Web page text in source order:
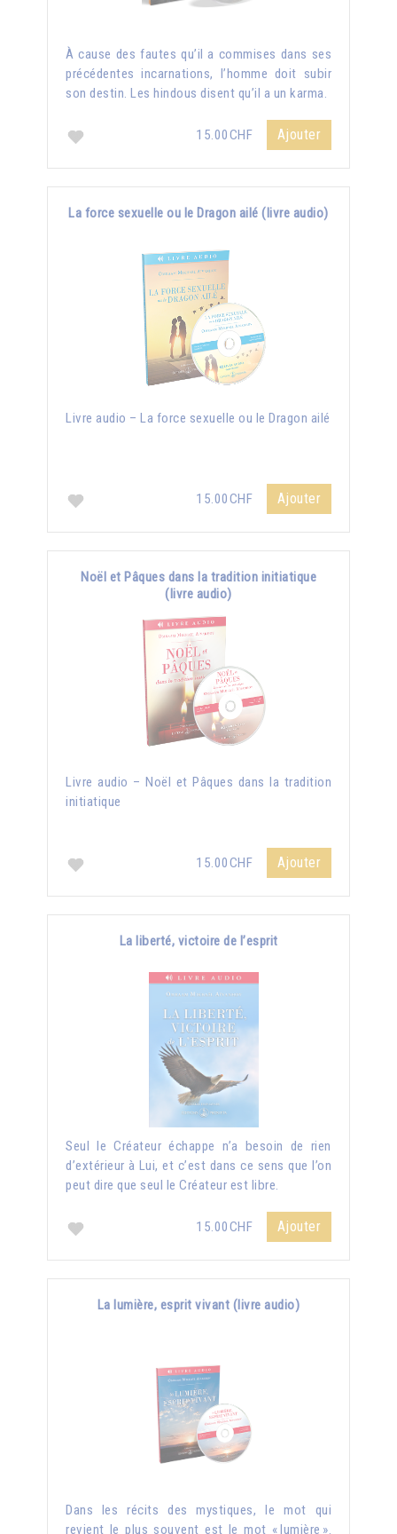
À cause des fautes qu’il a commises dans ses
précédentes incarnations, l’homme doit subir
son destin. Les hindous disent qu’il a un karma.
15.00CHF Ajouter
La force sexuelle ou le Dragon ailé (livre audio)
Livre audio – La force sexuelle ou le Dragon ailé
15.00CHF Ajouter
Noël et Pâques dans la tradition initiatique
(livre audio)
Livre audio – Noël et Pâques dans la tradition
initiatique
15.00CHF Ajouter
La liberté, victoire de l’esprit
Seul le Créateur échappe n’a besoin de rien
d’extérieur à Lui, et c’est dans ce sens que l’on
peut dire que seul le Créateur est libre.
15.00CHF Ajouter
La lumière, esprit vivant (livre audio)
Dans les récits des mystiques, le mot qui
revient le plus souvent est le mot « lumière ».